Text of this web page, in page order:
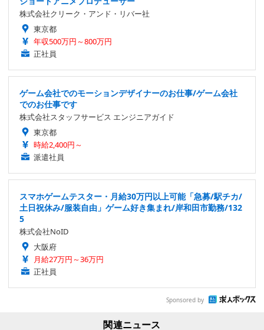
株式会社クリーク・アンド・リバー社
東京都
年収500万円～800万円
正社員
ゲーム会社でのモーションデザイナーのお仕事/ゲーム会社
でのお仕事です
株式会社スタッフサービス エンジニアガイド
東京都
時給2,400円～
派遣社員
スマホゲームテスター・月給30万円以上可能「急募/駅チカ/
土日祝休み/服装自由」ゲーム好き集まれ/岸和田市勤務/132
5
株式会社NoID
大阪府
月給27万円～36万円
正社員
Sponsored by
関連ニュース